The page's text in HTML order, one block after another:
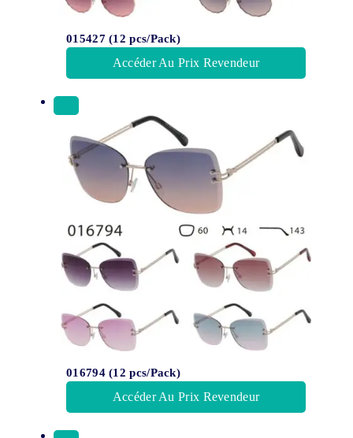
015427 (12 pcs/Pack)
Accéder Au Prix Revendeur
016794 (12 pcs/Pack)
Accéder Au Prix Revendeur